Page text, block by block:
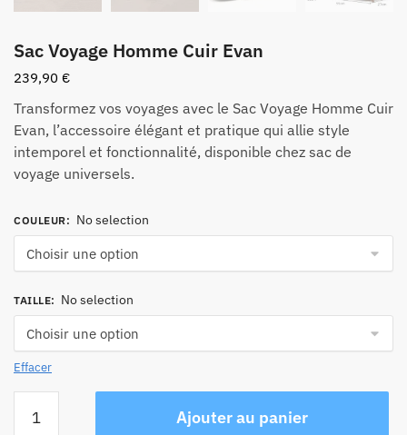
Sac Voyage Homme Cuir Evan
239,90 €
Transformez vos voyages avec le Sac Voyage Homme Cuir
Evan, l’accessoire élégant et pratique qui allie style
intemporel et fonctionnalité, disponible chez sac de
voyage universels.
COULEUR: No selection
TAILLE: No selection
Effacer
Ajouter au panier